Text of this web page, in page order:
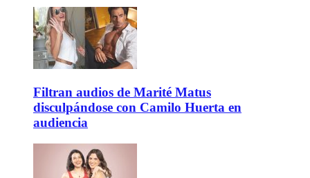
Filtran audios de Marité Matus
disculpándose con Camilo Huerta en
audiencia